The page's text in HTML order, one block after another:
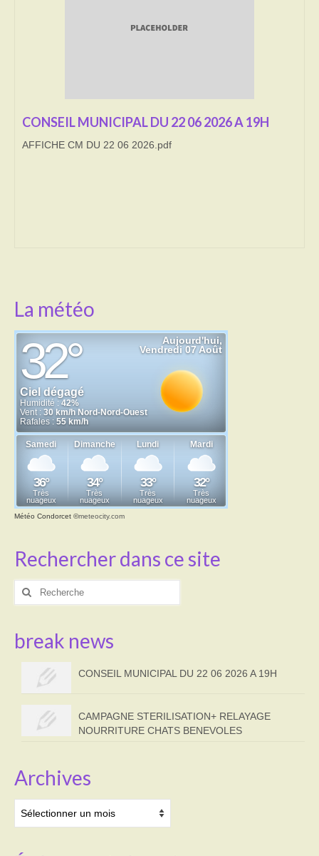
Correspondants de presse
LE BRULAGE DES VEGETAUX
CONSEIL MUNICIPAL DU 22 06 2026 A 19H
AFFICHE CM DU 22 06 2026.pdf
La météo
Météo Condorcet ©meteocity.com
Rechercher dans ce site
Rechercher
break news
CONSEIL MUNICIPAL DU 22 06 2026 A 19H
CAMPAGNE STERILISATION+ RELAYAGE
NOURRITURE CHATS BENEVOLES
Archives